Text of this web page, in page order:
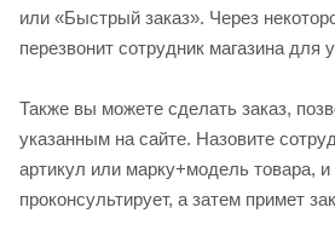
или «Быстрый заказ». Через
перезвонит сотрудник магазина для
Также вы можете сделать заказ,
указанным на сайте. Назовите
артикул или марку+модель товара, и
проконсультирует, а затем примет